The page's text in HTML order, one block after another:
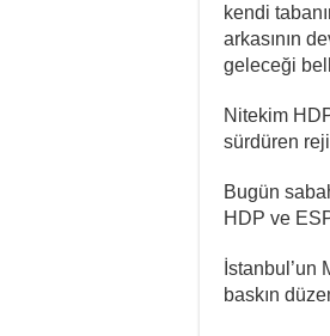
kendi
arkasının
geleceği
Nitekim
sürdüren
Bugün
HDP ve
İstanbul’un
baskın